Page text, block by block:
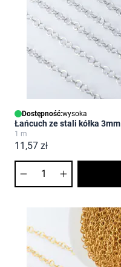
Dostępność:wysoka
Łańcuch ze stali kółka 3mm
1 m
11,57 zł